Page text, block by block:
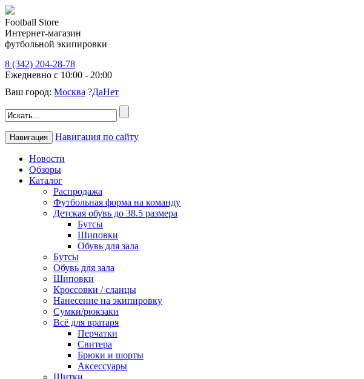
Football Store
Интернет-магазин
футбольной экипировки
8 (342) 204-28-78
Ежедневно с 10:00 - 20:00
Ваш город: Москва ?ДаНет
Навигация Навигация по сайту
Новости
Обзоры
Каталог
Распродажа
Футбольная форма на команду
Детская обувь до 38.5 размера
Бутсы
Шиповки
Обувь для зала
Бутсы
Обувь для зала
Шиповки
Кроссовки / сланцы
Нанесение на экипировку
Сумки/рюкзаки
Всё для вратаря
Перчатки
Cвитера
Брюки и шорты
Аксессуары
Щитки